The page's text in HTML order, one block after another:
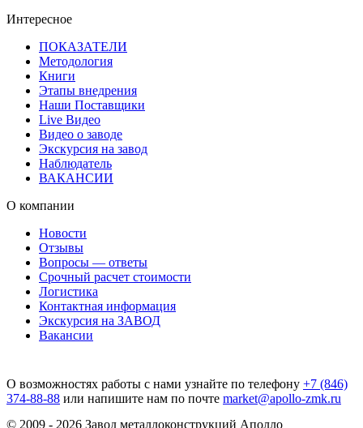
Интересное
ПОКАЗАТЕЛИ
Методология
Книги
Этапы внедрения
Наши Поставщики
Live Видео
Видео о заводе
Экскурсия на завод
Наблюдатель
ВАКАНСИИ
О компании
Новости
Отзывы
Вопросы — ответы
Срочный расчет стоимости
Логистика
Контактная информация
Экскурсия на ЗАВОД
Вакансии
О возможностях работы с нами узнайте по телефону +7 (846)
374-88-88 или напишите нам по почте market@apollo-zmk.ru
© 2009 - 2026 Завод металлоконструкций Аполло